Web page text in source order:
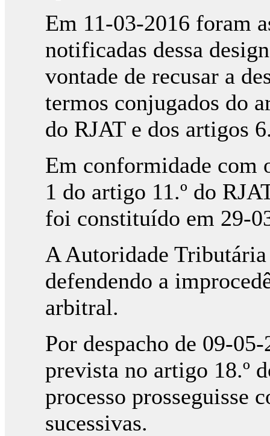
Em 11-03-2016 foram
notificadas dessa
vontade de recusar a
termos conjugados do
do RJAT e dos artigos
Em conformidade com
1 do artigo 11.º do
foi constituído em 29-
A Autoridade
defendendo a
arbitral.
Por despacho de 09-
prevista no artigo 18.º
processo prosseguisse
sucessivas.